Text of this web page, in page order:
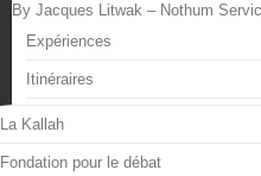
By Jacques Litwak – Nothum
Expériences
Itinéraires
La Kallah
Fondation pour le débat